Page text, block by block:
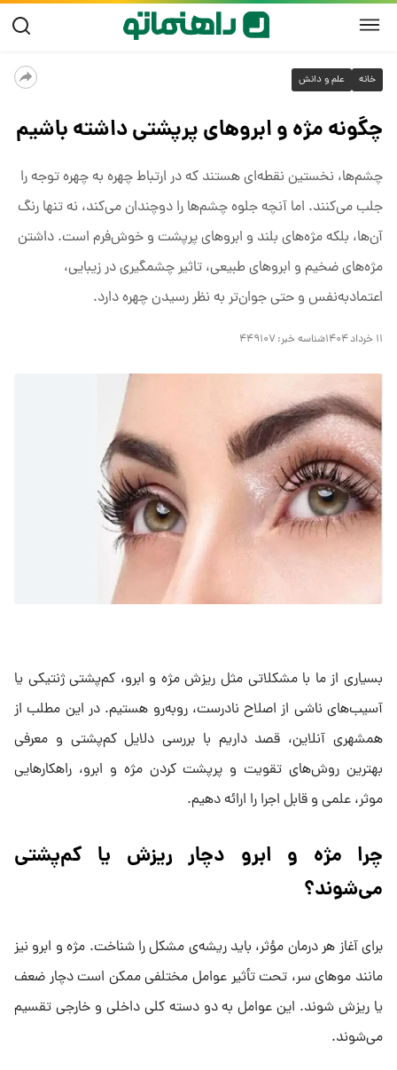
خانه علم و دانش
چگونه مژه و ابروهای پرپشتی داشته باشیم
چشم‌ها، نخستین نقطه‌ای هستند که در ارتباط چهره به چهره توجه را
جلب می‌کنند. اما آنچه جلوه چشم‌ها را دوچندان می‌کند، نه تنها رنگ
آن‌ها، بلکه مژه‌های بلند و ابروهای پرپشت و خوش‌فرم است. داشتن
مژه‌های ضخیم و ابروهای طبیعی، تاثیر چشمگیری در زیبایی،
اعتمادبه‌نفس و حتی جوان‌تر به نظر رسیدن چهره دارد.
۱۱ خرداد ۱۴۰۴ شناسه خبر: ۴۴۹۱۰۷
بسیاری از ما با مشکلاتی مثل ریزش مژه و ابرو، کم‌پشتی ژنتیکی یا
آسیب‌های ناشی از اصلاح نادرست، روبه‌رو هستیم. در این مطلب از
همشهری آنلاین، قصد داریم با بررسی دلایل کم‌پشتی و معرفی
بهترین روش‌های تقویت و پرپشت کردن مژه و ابرو، راهکارهایی
موثر، علمی و قابل اجرا را ارائه دهیم.
چرا مژه و ابرو دچار ریزش یا کم‌پشتی
می‌شوند؟
برای آغاز هر درمان مؤثر، باید ریشه‌ی مشکل را شناخت. مژه و ابرو نیز
مانند موهای سر، تحت تأثیر عوامل مختلفی ممکن است دچار ضعف
یا ریزش شوند. این عوامل به دو دسته کلی داخلی و خارجی تقسیم
می‌شوند.